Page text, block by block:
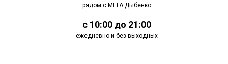
рядом с МЕГА Дыбенко
с 10:00 до 21:00
ежедневно и без выходных